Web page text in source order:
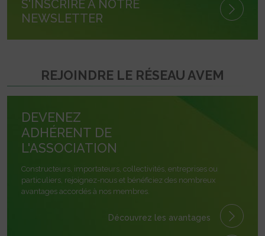
S'INSCRIRE À NOTRE
NEWSLETTER
REJOINDRE LE RÉSEAU AVEM
DEVENEZ
ADHÉRENT DE
L'ASSOCIATION
Constructeurs, importateurs, collectivités, entreprises ou
particuliers, rejoignez-nous et bénéficiez des nombreux
avantages accordés à nos membres.
Découvrez les avantages